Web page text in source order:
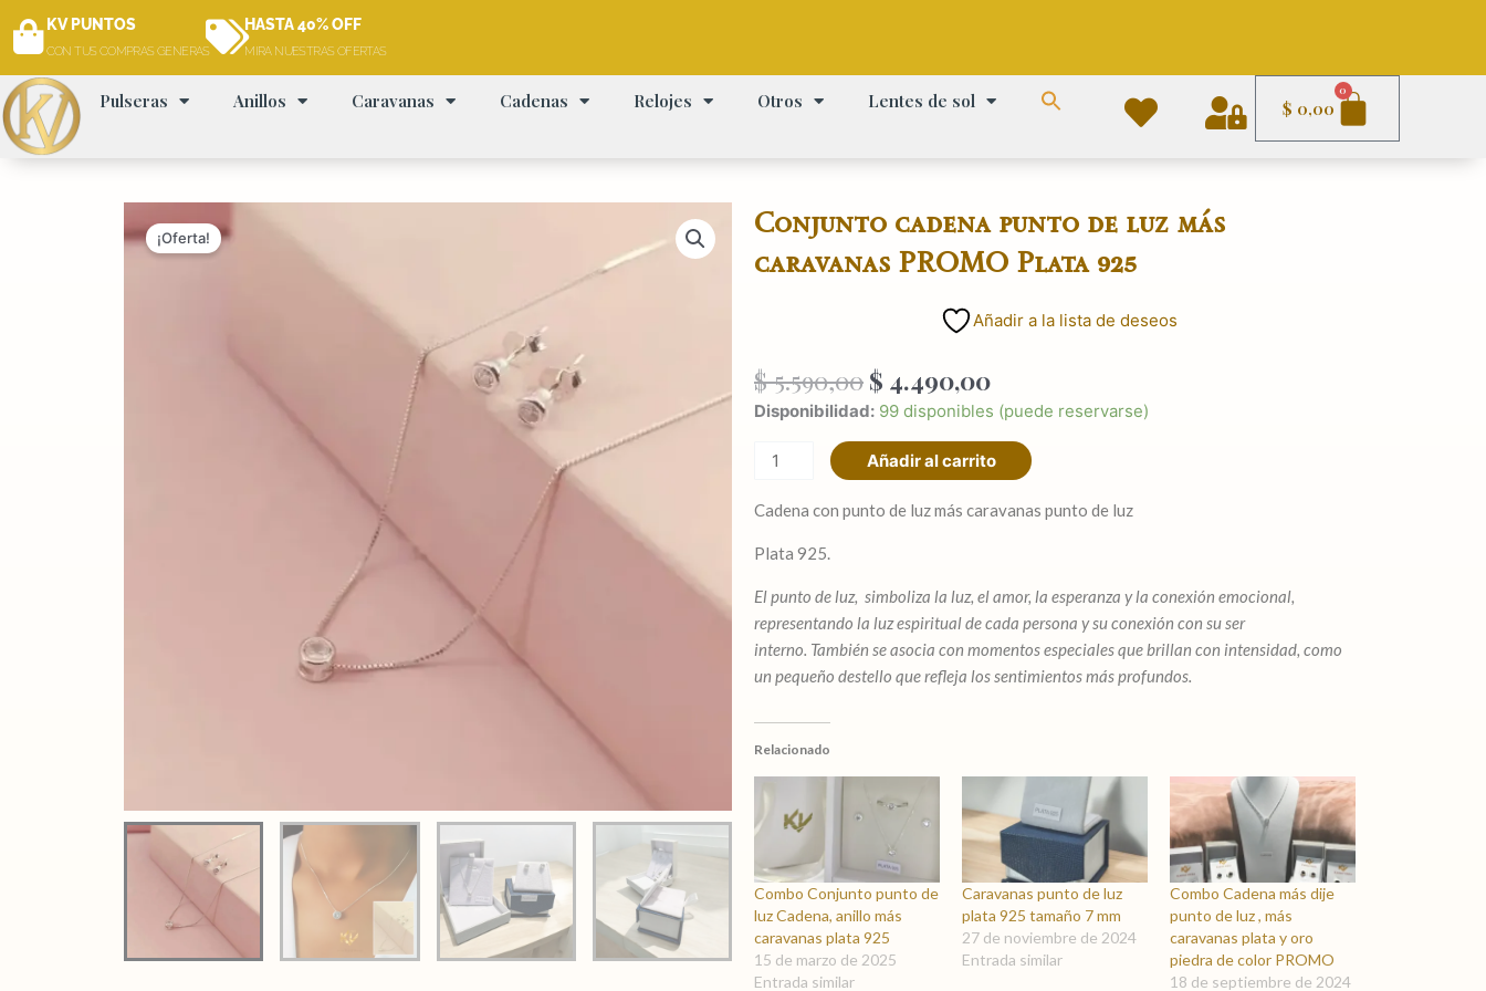
KV PUNTOS
CON TUS COMPRAS GENERAS
HASTA 40% OFF
MIRA NUESTRAS OFERTAS
Pulseras Anillos Caravanas Cadenas Relojes Otros Lentes de sol $ 0,00
0
Carrito
¡Oferta!
Conjunto cadena punto de luz más
caravanas PROMO Plata 925
Añadir a la lista de deseos
$5.590,00 El
precio
era:
$ 5.590,00.
$ 4.490,00El
precio
es:
$ 4.490,00.
Disponibilidad: 99 disponibles (puede reservarse)
Conjunto
punto
luz
más
PROMO
Plata
925
cantidad
Añadir al carrito
Cadena con punto de luz más caravanas punto de luz
Plata 925.
El punto de luz, simboliza la luz, el amor, la esperanza y la conexión emocional,
representando la luz espiritual de cada persona y su conexión con su ser
interno. También se asocia con momentos especiales que brillan con intensidad, como
un pequeño destello que refleja los sentimientos más profundos.
Relacionado
Combo Conjunto punto de
luz Cadena, anillo más
caravanas plata 925
15 de marzo de 2025
Entrada similar
Caravanas punto de luz
plata 925 tamaño 7 mm
27 de noviembre de 2024
Entrada similar
Combo Cadena más dije
punto de luz , más
caravanas plata y oro
piedra de color PROMO
18 de septiembre de 2024